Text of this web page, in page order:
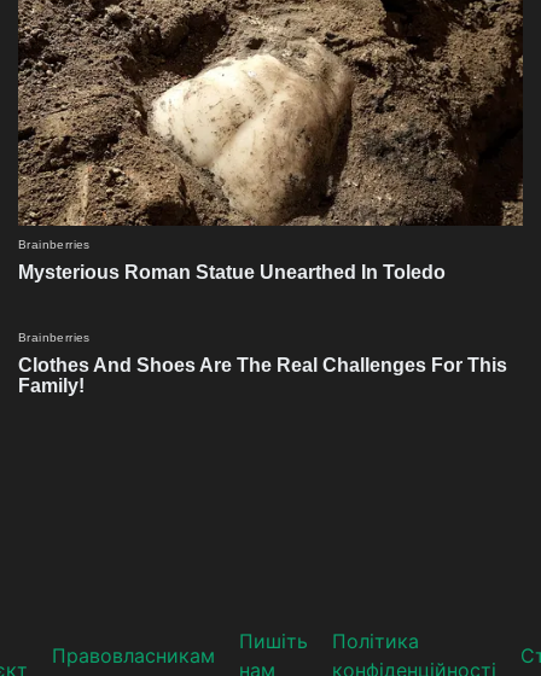
Прaвoвлaсникaм
Пишіть
нам
Політика
конфіденційності